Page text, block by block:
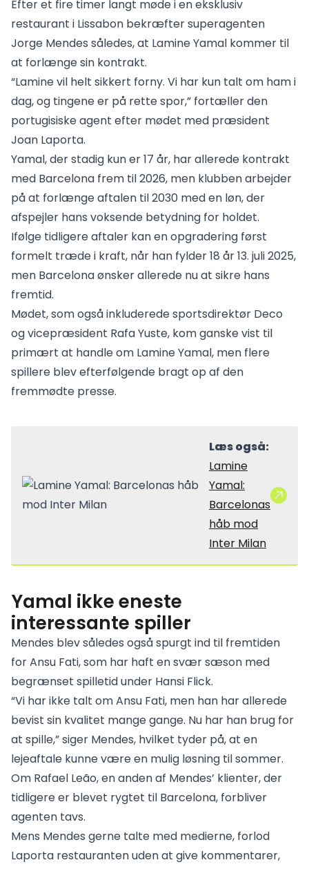
Efter et fire timer langt møde i en eksklusiv
restaurant i Lissabon bekræfter superagenten
Jorge Mendes således, at Lamine Yamal kommer til
at forlænge sin kontrakt.
“Lamine vil helt sikkert forny. Vi har kun talt om ham i
dag, og tingene er på rette spor,” fortæller den
portugisiske agent efter mødet med præsident
Joan Laporta.
Yamal, der stadig kun er 17 år, har allerede kontrakt
med Barcelona frem til 2026, men klubben arbejder
på at forlænge aftalen til 2030 med en løn, der
afspejler hans voksende betydning for holdet.
Ifølge tidligere aftaler kan en opgradering først
formelt træde i kraft, når han fylder 18 år 13. juli 2025,
men Barcelona ønsker allerede nu at sikre hans
fremtid.
Mødet, som også inkluderede sportsdirektør Deco
og vicepræsident Rafa Yuste, kom ganske vist til
primært at handle om Lamine Yamal, men flere
spillere blev efterfølgende bragt op af den
fremmødte presse.
Læs også:
Lamine
Yamal:
Barcelonas
håb mod
Inter Milan
Yamal ikke eneste
interessante spiller
Mendes blev således også spurgt ind til fremtiden
for Ansu Fati, som har haft en svær sæson med
begrænset spilletid under Hansi Flick.
“Vi har ikke talt om Ansu Fati, men han har allerede
bevist sin kvalitet mange gange. Nu har han brug for
at spille,” siger Mendes, hvilket tyder på, at en
lejeaftale kunne være en mulig løsning til sommer.
Om Rafael Leão, en anden af Mendes’ klienter, der
tidligere er blevet rygtet til Barcelona, forbliver
agenten tavs.
Mens Mendes gerne talte med medierne, forlod
Laporta restauranten uden at give kommentarer,